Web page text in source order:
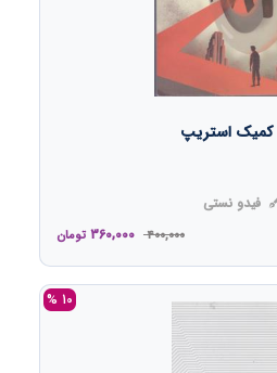
فیدو نستی
400,000
360,000 تومان
10 %